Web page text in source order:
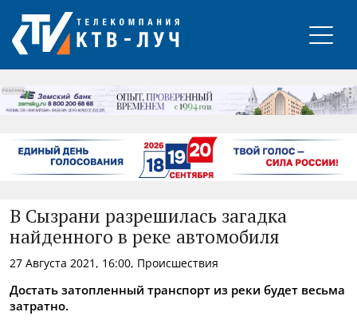
РЕКЛАМА
В Сызрани разрешилась загадка
найденного в реке автомобиля
27 Августа 2021, 16:00, Происшествия
Достать затопленный транспорт из реки будет весьма
затратно.